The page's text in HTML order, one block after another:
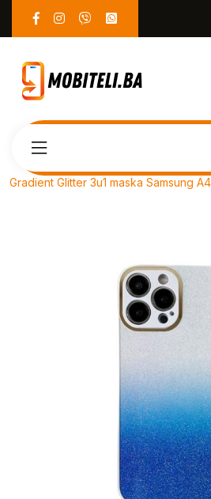
Gradient Glitter 3u1 maska Samsung